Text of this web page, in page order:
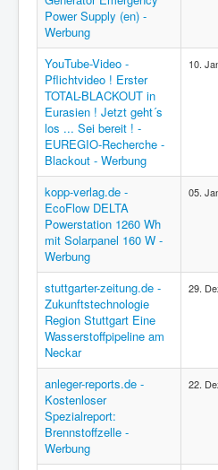
Power Supply (en) -
Werbung
YouTube-Video -
Pflichtvideo ! Erster
TOTAL-BLACKOUT in
Eurasien ! Jetzt geht´s
los ... Sei bereit ! -
EUREGIO-Recherche -
Blackout - Werbung
10.
kopp-verlag.de -
EcoFlow DELTA
Powerstation 1260 Wh
mit Solarpanel 160 W -
Werbung
05.
stuttgarter-zeitung.de -
Zukunftstechnologie
Region Stuttgart Eine
Wasserstoffpipeline am
Neckar
29.
anleger-reports.de -
Kostenloser
Spezialreport:
Brennstoffzelle -
Werbung
22.